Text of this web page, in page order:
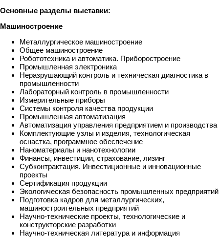
Основные разделы выставки:
Машиностроение
Металлургическое машиностроение
Общее машиностроение
Робототехника и автоматика. Приборостроение
Промышленная электроника
Неразрушающий контроль и техническая диагностика в
промышленности
Лабораторный контроль в промышленности
Измерительные приборы
Системы контроля качества продукции
Промышленная автоматизация
Автоматизация управления предприятием и производства
Комплектующие узлы и изделия, технологическая
оснастка, программное обеспечение
Наноматериалы и нанотехнологии
Финансы, инвестиции, страхование, лизинг
Субконтрактация. Инвестиционные и инновационные
проекты
Сертификация продукции
Экологическая безопасность промышленных предприятий
Подготовка кадров для металлургических,
машиностроительных предприятий
Научно-технические проекты, технологические и
конструкторские разработки
Научно-техническая литература и информация